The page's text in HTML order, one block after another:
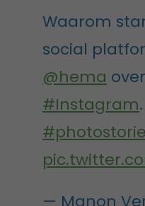
Waarom
social
@hema
#Instagram.
— Manon